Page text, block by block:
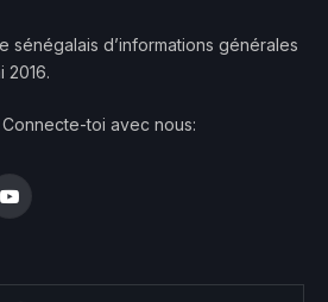
sénégalais d’informations générales
2016.
toi avec nous:
YouTube